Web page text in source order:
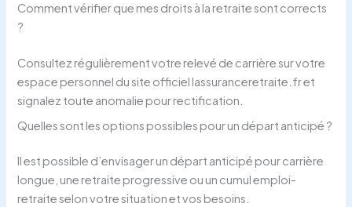
Comment vérifier que mes droits à la retraite sont corrects
?
Consultez régulièrement votre relevé de carrière sur votre
espace personnel du site officiel lassuranceretraite.fr et
signalez toute anomalie pour rectification.
Quelles sont les options possibles pour un départ anticipé ?
Il est possible d’envisager un départ anticipé pour carrière
longue, une retraite progressive ou un cumul emploi-
retraite selon votre situation et vos besoins.